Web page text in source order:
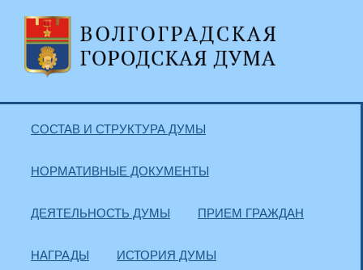
СОСТАВ И СТРУКТУРА ДУМЫ
НОРМАТИВНЫЕ ДОКУМЕНТЫ
ДЕЯТЕЛЬНОСТЬ ДУМЫ ПРИЕМ ГРАЖДАН
НАГРАДЫ ИСТОРИЯ ДУМЫ